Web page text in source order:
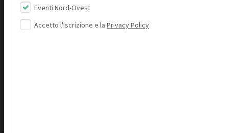
Eventi Nord-Ovest
Accetto l'iscrizione e la Privacy Policy